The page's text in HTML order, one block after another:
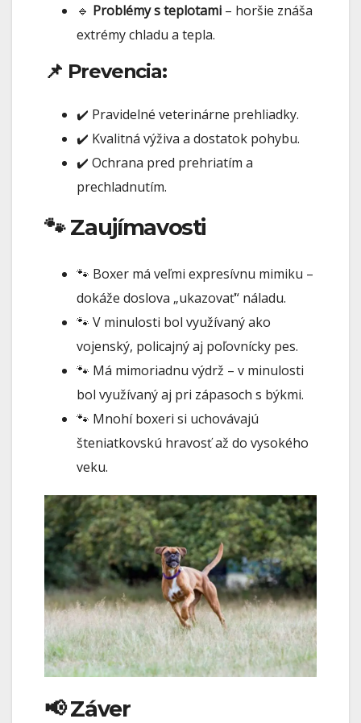
🔹 Problémy s teplotami – horšie znáša
extrémy chladu a tepla.
📌 Prevencia:
✔️ Pravidelné veterinárne prehliadky.
✔️ Kvalitná výživa a dostatok pohybu.
✔️ Ochrana pred prehriatím a
prechladnutím.
🐾 Zaujímavosti
🐾 Boxer má veľmi expresívnu mimiku –
dokáže doslova „ukazovať“ náladu.
🐾 V minulosti bol využívaný ako
vojenský, policajný aj poľovnícky pes.
🐾 Má mimoriadnu výdrž – v minulosti
bol využívaný aj pri zápasoch s býkmi.
🐾 Mnohí boxeri si uchovávajú
šteniatkovskú hravosť až do vysokého
veku.
📢 Záver